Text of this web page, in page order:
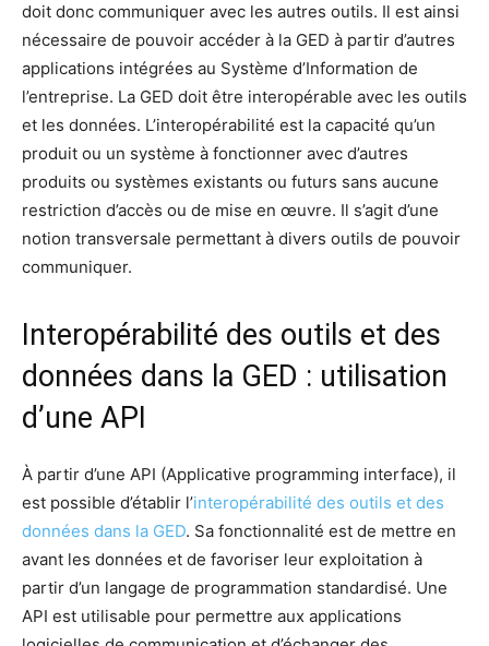
doit donc communiquer avec les autres outils. Il est ainsi
nécessaire de pouvoir accéder à la GED à partir d’autres
applications intégrées au Système d’Information de
l’entreprise. La GED doit être interopérable avec les outils
et les données. L’interopérabilité est la capacité qu’un
produit ou un système à fonctionner avec d’autres
produits ou systèmes existants ou futurs sans aucune
restriction d’accès ou de mise en œuvre. Il s’agit d’une
notion transversale permettant à divers outils de pouvoir
communiquer.
Interopérabilité des outils et des
données dans la GED : utilisation
d’une API
À partir d’une API (Applicative programming interface), il
est possible d’établir l’interopérabilité des outils et des
données dans la GED. Sa fonctionnalité est de mettre en
avant les données et de favoriser leur exploitation à
partir d’un langage de programmation standardisé. Une
API est utilisable pour permettre aux applications